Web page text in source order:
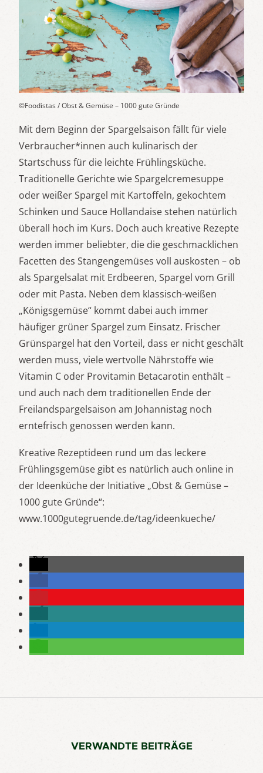
©Foodistas / Obst & Gemüse – 1000 gute Gründe
Mit dem Beginn der Spargelsaison fällt für viele
Verbraucher*innen auch kulinarisch der
Startschuss für die leichte Frühlingsküche.
Traditionelle Gerichte wie Spargelcremesuppe
oder weißer Spargel mit Kartoffeln, gekochtem
Schinken und Sauce Hollandaise stehen natürlich
überall hoch im Kurs. Doch auch kreative Rezepte
werden immer beliebter, die die geschmacklichen
Facetten des Stangengemüses voll auskosten – ob
als Spargelsalat mit Erdbeeren, Spargel vom Grill
oder mit Pasta. Neben dem klassisch-weißen
„Königsgemüse“ kommt dabei auch immer
häufiger grüner Spargel zum Einsatz. Frischer
Grünspargel hat den Vorteil, dass er nicht geschält
werden muss, viele wertvolle Nährstoffe wie
Vitamin C oder Provitamin Betacarotin enthält –
und auch nach dem traditionellen Ende der
Freilandspargelsaison am Johannistag noch
erntefrisch genossen werden kann.
Kreative Rezeptideen rund um das leckere
Frühlingsgemüse gibt es natürlich auch online in
der Ideenküche der Initiative „Obst & Gemüse –
1000 gute Gründe“:
www.1000gutegruende.de/tag/ideenkueche/
VERWANDTE BEITRÄGE